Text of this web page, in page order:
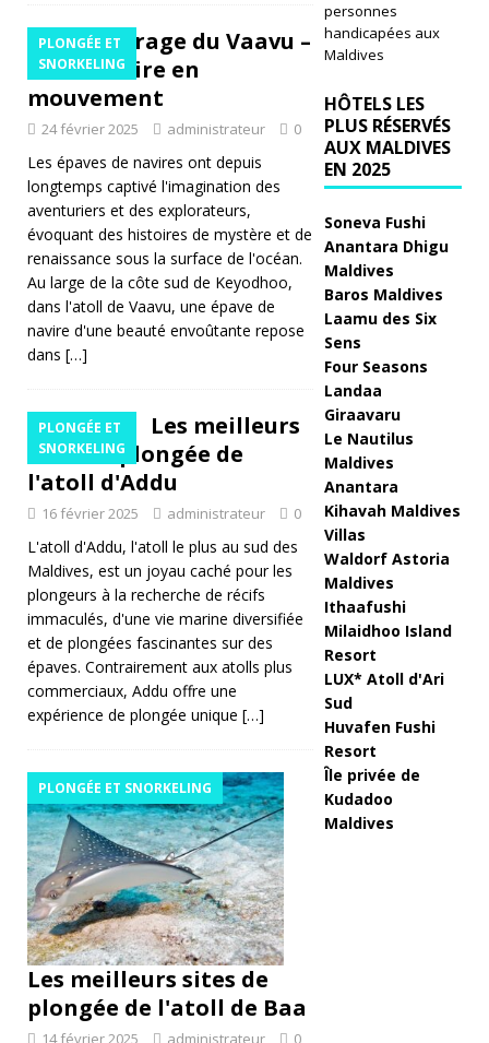
l'i
ti
e
a
ci
e
PLONGÉE ET
SNORKELING
Le naufrage du Vaavu –
une histoire en
mouvement
24 février 2025 administrateur 0
Les épaves de navires ont depuis
longtemps captivé l'imagination des
aventuriers et des explorateurs,
évoquant des histoires de mystère et de
renaissance sous la surface de l'océan.
Au large de la côte sud de Keyodhoo,
dans l'atoll de Vaavu, une épave de
navire d'une beauté envoûtante repose
dans […]
PLONGÉE ET
SNORKELING
Les meilleurs
sites de plongée de
l'atoll d'Addu
16 février 2025 administrateur 0
L'atoll d'Addu, l'atoll le plus au sud des
Maldives, est un joyau caché pour les
plongeurs à la recherche de récifs
immaculés, d'une vie marine diversifiée
et de plongées fascinantes sur des
épaves. Contrairement aux atolls plus
commerciaux, Addu offre une
expérience de plongée unique […]
PLONGÉE ET SNORKELING
Les meilleurs sites de
plongée de l'atoll de Baa
14 février 2025 administrateur 0
personnes
handicapées aux
Maldives
HÔTELS LES
PLUS RÉSERVÉS
AUX MALDIVES
EN 2025
Soneva Fushi
Anantara Dhigu
Maldives
Baros Maldives
Laamu des Six
Sens
Four Seasons
Landaa
Giraavaru
Le Nautilus
Maldives
Anantara
Kihavah Maldives
Villas
Waldorf Astoria
Maldives
Ithaafushi
Milaidhoo Island
Resort
LUX* Atoll d'Ari
Sud
Huvafen Fushi
Resort
Île privée de
Kudadoo
Maldives